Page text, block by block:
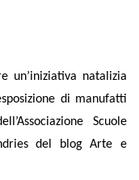
un’iniziativa natalizia
di manufatti
Scuole
del blog Arte e